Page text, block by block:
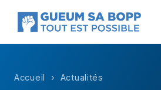
Accueil › Actualités